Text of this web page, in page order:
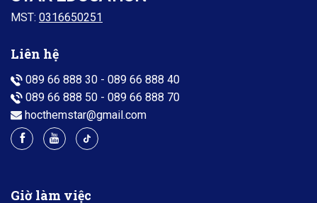
MST: 0316650251
Liên hệ
089 66 888 30 - 089 66 888 40
089 66 888 50 - 089 66 888 70
hocthemstar@gmail.com
Giờ làm việc